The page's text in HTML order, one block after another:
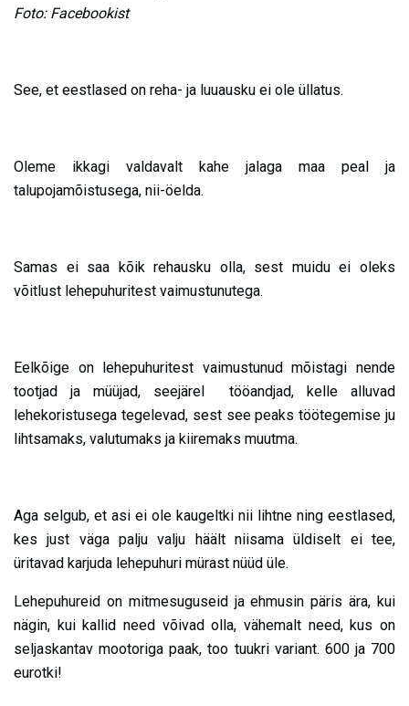
Foto: Facebookist
See, et eestlased on reha- ja luuausku ei ole üllatus.
Oleme ikkagi valdavalt kahe jalaga maa peal ja
talupojamõistusega, nii-öelda.
Samas ei saa kõik rehausku olla, sest muidu ei oleks
võitlust lehepuhuritest vaimustunutega.
Eelkõige on lehepuhuritest vaimustunud mõistagi nende
tootjad ja müüjad, seejärel tööandjad, kelle alluvad
lehekoristusega tegelevad, sest see peaks töötegemise ju
lihtsamaks, valutumaks ja kiiremaks muutma.
Aga selgub, et asi ei ole kaugeltki nii lihtne ning eestlased,
kes just väga palju valju häält niisama üldiselt ei tee,
üritavad karjuda lehepuhuri mürast nüüd üle.
Lehepuhureid on mitmesuguseid ja ehmusin päris ära, kui
nägin, kui kallid need võivad olla, vähemalt need, kus on
seljaskantav mootoriga paak, too tuukri variant. 600 ja 700
eurotki!